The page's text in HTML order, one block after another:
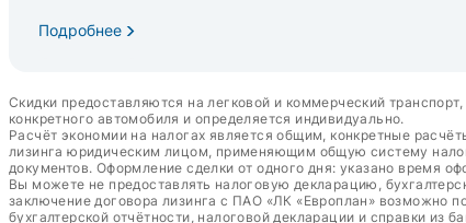
Подробнее
Скидки предоставляются на легковой и коммерческий
конкретного автомобиля и определяется индивидуально.
Расчёт экономии на налогах является общим, конкретные
лизинга юридическим лицом, применяющим общую систему
документов. Оформление сделки от одного дня: указано время
Вы можете не предоставлять налоговую декларацию,
заключение договора лизинга с ПАО «ЛК «Европлан» возможно
бухгалтерской отчётности, налоговой декларации и справки из